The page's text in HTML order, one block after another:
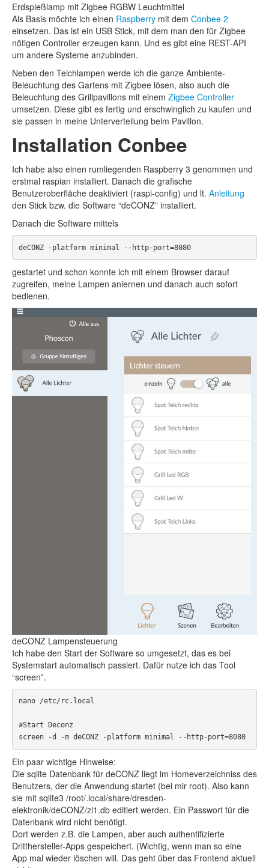
Erdspießlamp mit Zigbee RGBW Leuchtmittel
Als Basis möchte ich einen Raspberry mit dem Conbee 2
einsetzen. Das ist ein USB Stick, mit dem man den für Zigbee
nötigen Controller erzeugen kann. Und es gibt eine REST-API
um andere Systeme anzubinden.
Neben den Teichlampen werde ich die ganze Ambiente-
Beleuchtung des Gartens mit Zigbee lösen, also auch die
Beleuchtung des Grillpavillons mit einem Zigbee Controller
umsetzen. Diese gibt es fertig und erschwinglich zu kaufen und
sie passen in meine Unterverteilung beim Pavillon.
Installation Conbee
Ich habe also einen rumliegenden Raspberry 3 genommen und
erstmal raspian installiert. Danach die grafische
Benutzeroberfläche deaktiviert (raspi-config) und lt. Anleitung
den Stick bzw. die Software “deCONZ” installiert.
Danach die Software mittels
deCONZ -platform minimal --http-port=8080
gestartet und schon konnte ich mit einem Browser darauf
zugreifen, meine Lampen anlernen und danach auch sofort
bedienen.
deCONZ Lampensteuerung
Ich habe den Start der Software so umgesetzt, das es bei
Systemstart automatisch passiert. Dafür nutze ich das Tool
“screen”.
nano /etc/rc.local
#Start Deconz
screen -d -m deCONZ -platform minimal --http-port=8080
Ein paar wichtige Hinweise:
Die sqlite Datenbank für deCONZ liegt im Homeverzeichniss des
Benutzers, der die Anwendung startet (bei mir root). Also kann
sie mit sqlite3 /root/.local/share/dresden-
elektronik/deCONZ/zl1.db editiert werden. Ein Passwort für die
Datenbank wird nicht benötigt.
Dort werden z.B. die Lampen, aber auch authentifizierte
Dritthersteller-Apps gespeichert. (Wichtig, wenn man so eine
App mal wieder löschen will. Das geht über das Frontend aktuell